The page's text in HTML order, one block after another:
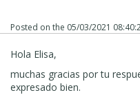
Posted on the 05/03/2021
Hola Elisa,
muchas gracias por tu
expresado bien.